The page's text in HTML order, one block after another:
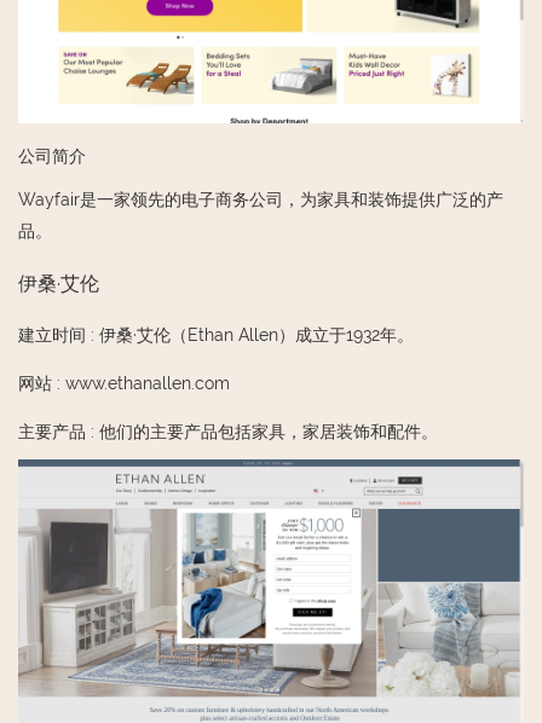
公司简介
Wayfair是一家领先的电子商务公司，为家具和装饰提供广泛的产
品。
伊桑·艾伦
建立时间 : 伊桑·艾伦（Ethan Allen）成立于1932年。
网站 : www.ethanallen.com
主要产品 : 他们的主要产品包括家具，家居装饰和配件。